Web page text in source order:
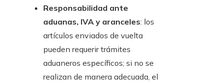
Responsabilidad ante
aduanas, IVA y aranceles: los
artículos enviados de vuelta
pueden requerir trámites
aduaneros específicos; si no se
realizan de manera adecuada, el